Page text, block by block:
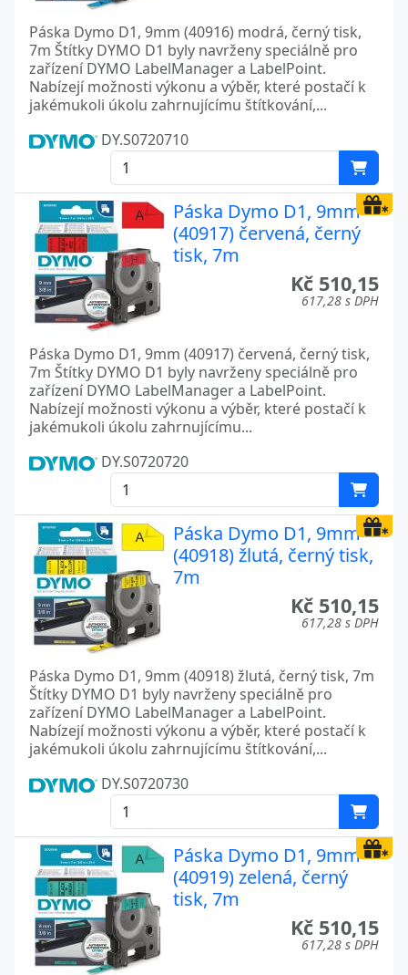
Páska Dymo D1, 9mm (40916) modrá, černý tisk,
7m Štítky DYMO D1 byly navrženy speciálně pro
zařízení DYMO LabelManager a LabelPoint.
Nabízejí možnosti výkonu a výběr, které postačí k
jakémukoli úkolu zahrnujícímu štítkování,...
DY.S0720710
Páska Dymo D1, 9mm
(40917) červená, černý
tisk, 7m
Kč 510,15
617,28 s DPH
Páska Dymo D1, 9mm (40917) červená, černý tisk,
7m Štítky DYMO D1 byly navrženy speciálně pro
zařízení DYMO LabelManager a LabelPoint.
Nabízejí možnosti výkonu a výběr, které postačí k
jakémukoli úkolu zahrnujícímu...
DY.S0720720
Páska Dymo D1, 9mm
(40918) žlutá, černý tisk,
7m
Kč 510,15
617,28 s DPH
Páska Dymo D1, 9mm (40918) žlutá, černý tisk, 7m
Štítky DYMO D1 byly navrženy speciálně pro
zařízení DYMO LabelManager a LabelPoint.
Nabízejí možnosti výkonu a výběr, které postačí k
jakémukoli úkolu zahrnujícímu štítkování,...
DY.S0720730
Páska Dymo D1, 9mm
(40919) zelená, černý
tisk, 7m
Kč 510,15
617,28 s DPH